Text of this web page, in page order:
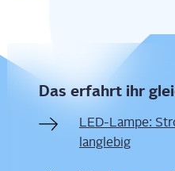
Das erfahrt ihr
LED-Lam­pe:
langlebig